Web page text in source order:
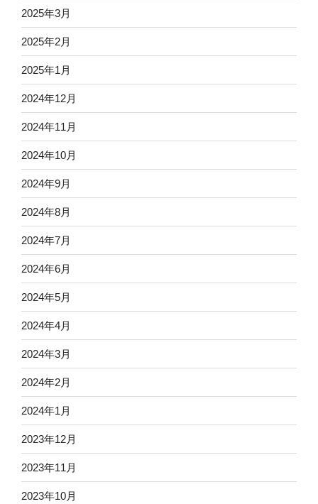
2025年3月
2025年2月
2025年1月
2024年12月
2024年11月
2024年10月
2024年9月
2024年8月
2024年7月
2024年6月
2024年5月
2024年4月
2024年3月
2024年2月
2024年1月
2023年12月
2023年11月
2023年10月